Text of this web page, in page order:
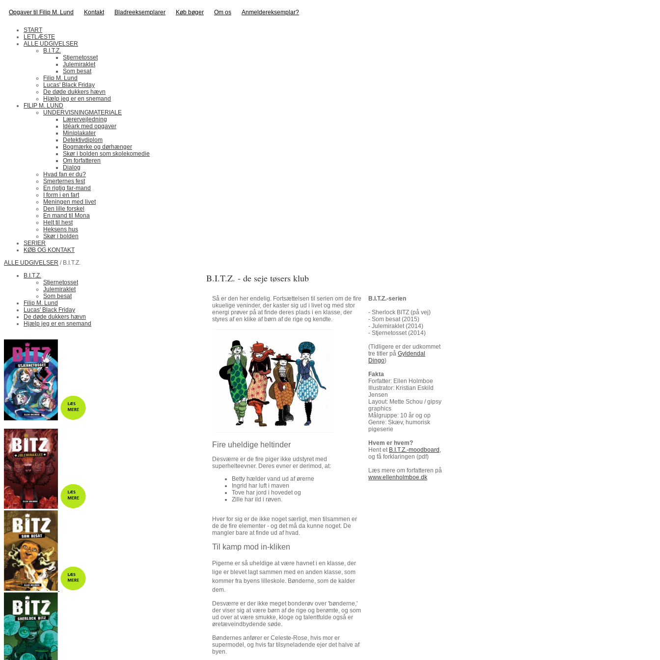
Opgaver til Filip M. Lund Kontakt Bladreeksemplarer Køb bøger Om os Anmeldereksemplar?
START
LETLÆSTE
ALLE UDGIVELSER
B.I.T.Z.
Stjernetosset
Julemiraklet
Som besat
Filip M. Lund
Lucas' Black Friday
De døde dukkers hævn
Hjælp jeg er en snemand
FILIP M. LUND
UNDERVISNINGMATERIALE
Lærervejledning
Idéark med opgaver
Miniplakater
Detektivdiplom
Bogmærke og dørhænger
Skør i bolden som skolekomedie
Om forfatteren
Dialog
Hvad fan er du?
Smerternes fest
En rigtig far-mand
I form i en fart
Meningen med livet
Den lille forskel
En mand til Mona
Helt til hest
Heksens hus
Skør i bolden
SERIER
KØB OG KONTAKT
ALLE UDGIVELSER / B.I.T.Z.
B.I.T.Z.
Stjernetosset
Julemiraklet
Som besat
Filip M. Lund
Lucas' Black Friday
De døde dukkers hævn
Hjælp jeg er en snemand
B.I.T.Z. - de seje tøsers klub
Så er den her endelig. Fortsættelsen til serien om de fire
ukuelige veninder, der kaster sig ud i livet og med stor
energi prøver på at finde deres plads i en klasse, der
styres af en klike af børn af de rige og kendte.
Fire uheldige heltinder
Desværre er de fire piger ikke udstyret med
superhelteevner. Deres evner er derimod, at:
Betty hælder vand ud af ørerne
Ingrid har luft i maven
Tove har jord i hovedet og
Zille har ild i røven.
Hver for sig er de ikke noget særligt, men tilsammen er
de de fire elementer - og det må da kunne noget. De
mangler bare at finde ud af hvad.
Til kamp mod in-kliken
Pigerne er så uheldige at være havnet i en klasse, der
lige er blevet lagt sammen med en anden klasse, som
kommer fra byens lilleskole. Bønderne, som de kalder
dem.
Desværre er der ikke meget bonderøv over 'bønderne,'
der viser sig at være børn af de rige og berømte, og som
ud over at være smukke, kloge og talentfulde også er
øretæveindbydende søde.
Bøndernes anfører er Celeste-Rose, hvis mor er
supermodel, og hvis far tilsyneladende ejer det halve af
byen.
B.I.T.Z.-serien
- Sherlock BITZ (på vej)
- Som besat (2015)
- Julemiraklet (2014)
- Stjernetosset (2014)
(Tidligere er der udkommet
tre titler på Gyldendal
Dingo)
Fakta
Forfatter: Ellen Holmboe
Illustrator: Kristian Eskild
Jensen
Layout: Mette Schou / gipsy
graphics
Målgruppe: 10 år og op
Genre: Skæv, humorisk
pigeserie
Hvem er hvem?
Hent et B.I.T.Z.-moodboard ,
og få forklaringen (pdf)
Læs mere om forfatteren på
www.ellenholmboe.dk